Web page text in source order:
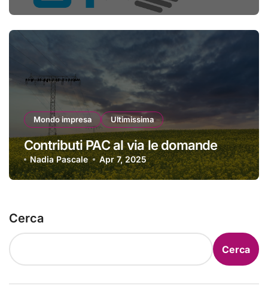
Mondo impresa Ultimissima
Contributi PAC al via le domande
Nadia Pascale Apr 7, 2025
Cerca
Cerca